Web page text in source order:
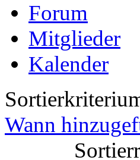
Forum
Mitglieder
Kalender
Wann